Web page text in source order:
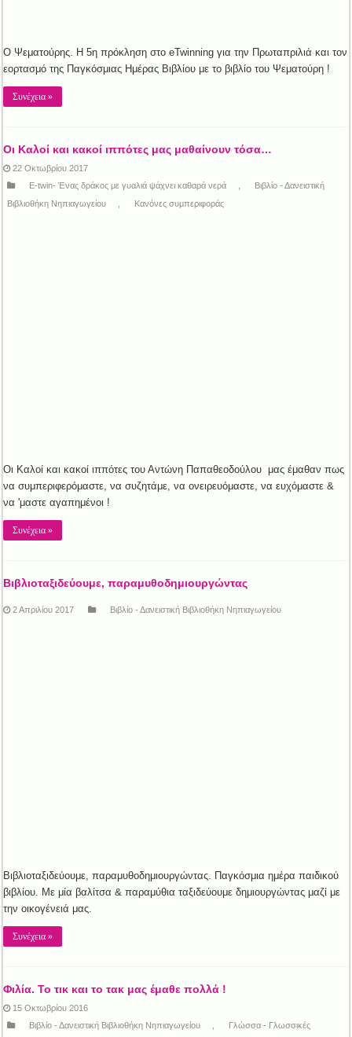
Ο Ψεματούρης. Η 5η πρόκληση στο eTwinning για την Πρωταπριλιά και τον
εορτασμό της Παγκόσμιας Ημέρας Βιβλίου με το βιβλίο του Ψεματούρη !
Συνέχεια »
Οι Καλοί και κακοί ιππότες μας μαθαίνουν τόσα…
22 Οκτωβρίου 2017
E-twin- Ένας δράκος με γυαλιά ψάχνει καθαρά νερά
Βιβλίο - Δανειστική
Βιβλιοθήκη Νηπιαγωγείου
Κανόνες συμπεριφοράς
Οι Καλοί και κακοί ιππότες του Αντώνη Παπαθεοδούλου μας έμαθαν πως
να συμπεριφερόμαστε, να συζητάμε, να ονειρευόμαστε, να ευχόμαστε &
να 'μαστε αγαπημένοι !
Συνέχεια »
Βιβλιοταξιδεύουμε, παραμυθοδημιουργώντας
2 Απριλίου 2017 Βιβλίο - Δανειστική Βιβλιοθήκη Νηπιαγωγείου
Βιβλιοταξιδεύουμε, παραμυθοδημιουργώντας. Παγκόσμια ημέρα παιδικού
βιβλίου. Με μία βαλίτσα & παραμύθια ταξιδεύουμε δημιουργώντας μαζί με
την οικογένειά μας.
Συνέχεια »
Φιλία. Το τικ και το τακ μας έμαθε πολλά !
15 Οκτωβρίου 2016
Βιβλίο - Δανειστική Βιβλιοθήκη Νηπιαγωγείου
Γλώσσα - Γλωσσικές